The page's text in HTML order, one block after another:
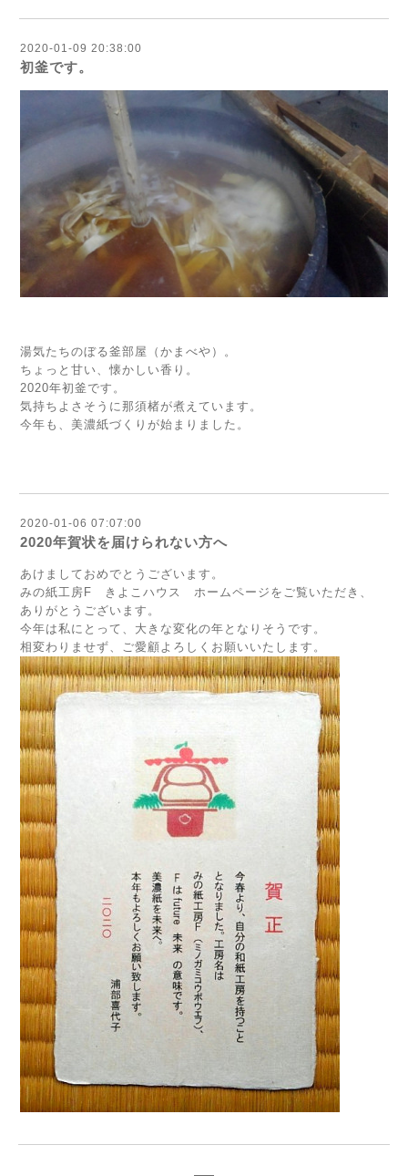
2020-01-09 20:38:00
初釜です。
湯気たちのぼる釜部屋（かまべや）。
ちょっと甘い、懐かしい香り。
2020年初釜です。
気持ちよさそうに那須楮が煮えています。
今年も、美濃紙づくりが始まりました。
2020-01-06 07:07:00
2020年賀状を届けられない方へ
あけましておめでとうございます。
みの紙工房F きよこハウス ホームページをご覧いただき、
ありがとうございます。
今年は私にとって、大きな変化の年となりそうです。
相変わりませず、ご愛顧よろしくお願いいたします。